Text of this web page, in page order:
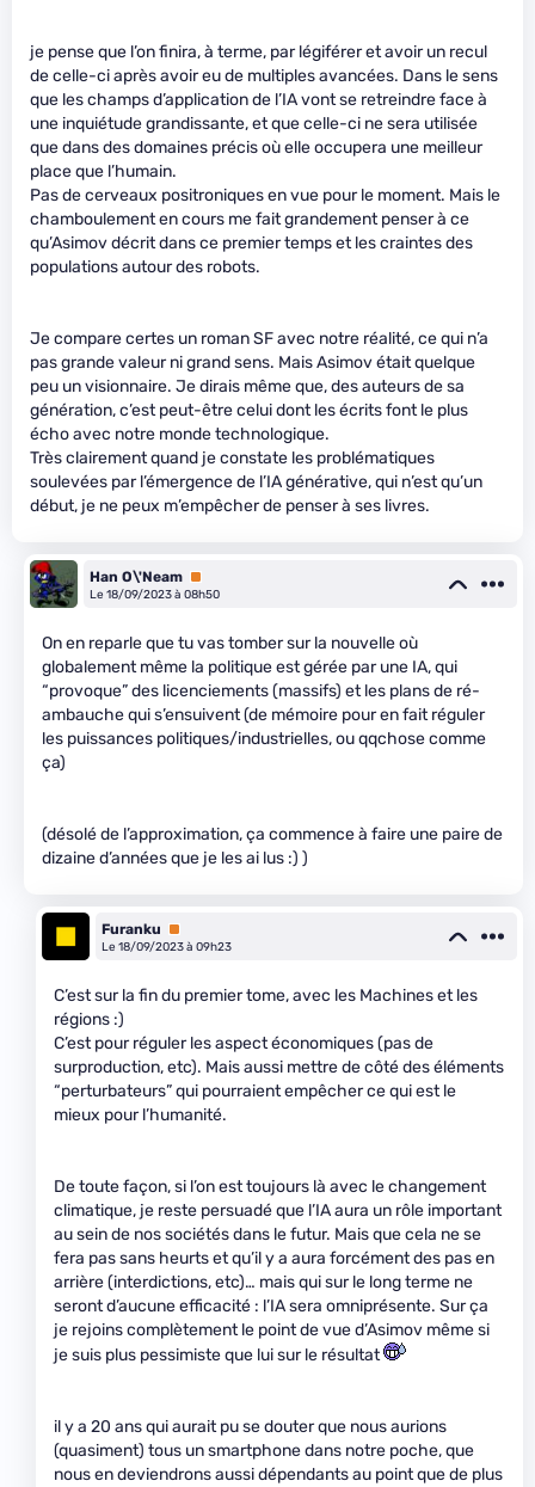
je pense que l’on finira, à terme, par légiférer et avoir un recul
de celle-ci après avoir eu de multiples avancées. Dans le sens
que les champs d’application de l’IA vont se retreindre face à
une inquiétude grandissante, et que celle-ci ne sera utilisée
que dans des domaines précis où elle occupera une meilleur
place que l’humain.
Pas de cerveaux positroniques en vue pour le moment. Mais le
chamboulement en cours me fait grandement penser à ce
qu’Asimov décrit dans ce premier temps et les craintes des
populations autour des robots.
Je compare certes un roman SF avec notre réalité, ce qui n’a
pas grande valeur ni grand sens. Mais Asimov était quelque
peu un visionnaire. Je dirais même que, des auteurs de sa
génération, c’est peut-être celui dont les écrits font le plus
écho avec notre monde technologique.
Très clairement quand je constate les problématiques
soulevées par l’émergence de l’IA générative, qui n’est qu’un
début, je ne peux m’empêcher de penser à ses livres.
Han O\'Neam Premium
Le 18/09/2023 à 08h50
On en reparle que tu vas tomber sur la nouvelle où
globalement même la politique est gérée par une IA, qui
“provoque” des licenciements (massifs) et les plans de ré-
ambauche qui s’ensuivent (de mémoire pour en fait réguler
les puissances politiques/industrielles, ou qqchose comme
ça)
(désolé de l’approximation, ça commence à faire une paire de
dizaine d’années que je les ai lus :) )
Furanku
Premium
Le 18/09/2023 à 09h23
C’est sur la fin du premier tome, avec les Machines et les
régions :)
C’est pour réguler les aspect économiques (pas de
surproduction, etc). Mais aussi mettre de côté des éléments
“perturbateurs” qui pourraient empêcher ce qui est le
mieux pour l’humanité.
De toute façon, si l’on est toujours là avec le changement
climatique, je reste persuadé que l’IA aura un rôle important
au sein de nos sociétés dans le futur. Mais que cela ne se
fera pas sans heurts et qu’il y a aura forcément des pas en
arrière (interdictions, etc)… mais qui sur le long terme ne
seront d’aucune efficacité : l’IA sera omniprésente. Sur ça
je rejoins complètement le point de vue d’Asimov même si
je suis plus pessimiste que lui sur le résultat
il y a 20 ans qui aurait pu se douter que nous aurions
(quasiment) tous un smartphone dans notre poche, que
nous en deviendrons aussi dépendants au point que de plus